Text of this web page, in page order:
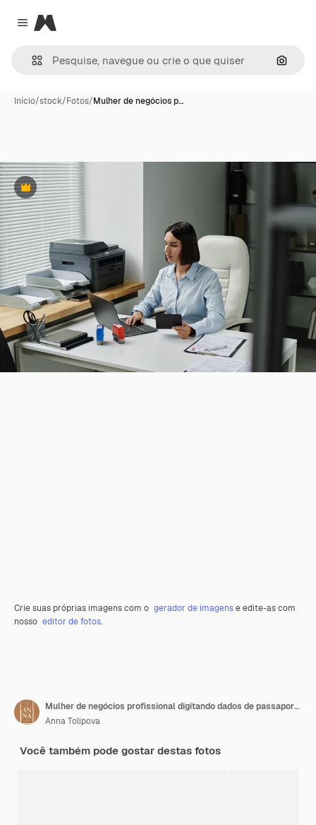
Close menu
Magnific
Início/stock/Fotos/Mulher de negócios p…
Premium
Crie suas próprias imagens com o gerador de imagense edite-as com
nosso editor de fotos.
Mulher de negócios profissional digitando dados de passaporte em laptop enquanto trabalha em seu local de trabalho
Anna Tolipova
Você também pode gostar destas fotos